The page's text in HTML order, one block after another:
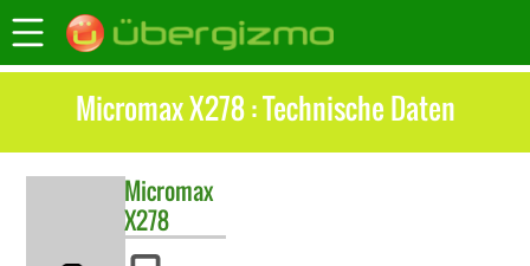
Micromax X278 : Technische Daten
Micromax
X278